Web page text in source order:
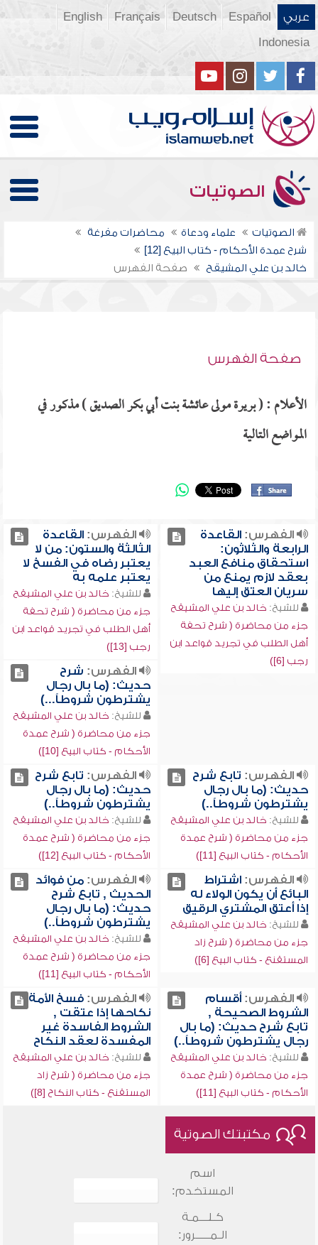
عربي Español
Deutsch
Français
English
Indonesia
الصوتيات
الصوتيات علماء ودعاة
محاضرات مفرغة
شرح عمدة الأحكام - كتاب البيع [12]
خالد بن علي المشيقح
صفحة الفهرس
صفحة الفهرس
الأعلام : ( بريرة مولى عائشة بنت أبي بكر الصديق ) مذكور في
المواضع التالية
الفهرس:القاعدة
الرابعة والثلاثون:
استحقاق منافع العبد
بعقد لازم يمنع من
سريان العتق إليها
للشيخ: خالد بن علي المشيقح
جزء من محاضرة ( شرح تحفة
أهل الطلب في تجريد قواعد ابن
رجب [6])
الفهرس:القاعدة
الثالثة والستون: من لا
يعتبر رضاه في الفسخ لا
يعتبر علمه به
للشيخ: خالد بن علي المشيقح
جزء من محاضرة ( شرح تحفة
أهل الطلب في تجريد قواعد ابن
رجب [13])
الفهرس: شرح
حديث: (ما بال رجال
يشترطون شروطاً...)
للشيخ: خالد بن علي المشيقح
جزء من محاضرة ( شرح عمدة
الأحكام - كتاب البيع [10])
الفهرس: تابع شرح
حديث: (ما بال رجال
يشترطون شروطاً..)
للشيخ: خالد بن علي المشيقح
جزء من محاضرة ( شرح عمدة
الأحكام - كتاب البيع [11])
الفهرس: تابع شرح
حديث: (ما بال رجال
يشترطون شروطاً..)
للشيخ: خالد بن علي المشيقح
جزء من محاضرة ( شرح عمدة
الأحكام - كتاب البيع [12])
الفهرس:اشتراط
البائع أن يكون الولاء له
إذا أعتق المشتري الرقيق
للشيخ: خالد بن علي المشيقح
جزء من محاضرة ( شرح زاد
المستقنع - كتاب البيع [6])
الفهرس:من فوائد
الحديث , تابع شرح
حديث: (ما بال رجال
يشترطون شروطاً..)
للشيخ: خالد بن علي المشيقح
جزء من محاضرة ( شرح عمدة
الأحكام - كتاب البيع [11])
الفهرس:أقسام
الشروط الصحيحة ,
تابع شرح حديث: (ما بال
رجال يشترطون شروطاً..)
للشيخ: خالد بن علي المشيقح
جزء من محاضرة ( شرح عمدة
الأحكام - كتاب البيع [11])
الفهرس:فسخ الأمة
نكاحها إذا عتقت ,
الشروط الفاسدة غير
المفسدة لعقد النكاح
للشيخ: خالد بن علي المشيقح
جزء من محاضرة ( شرح زاد
المستقنع - كتاب النكاح [8])
مكتبتك الصوتية
اسم
المستخدم:
كـلـــمـة
الـمـــــرور: